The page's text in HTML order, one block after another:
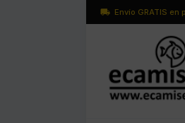
Envío GRATIS en